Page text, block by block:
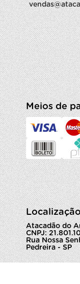
Meios de
Localização
Atacadão do
CNPJ:
Rua Nossa
Pedreira - SP